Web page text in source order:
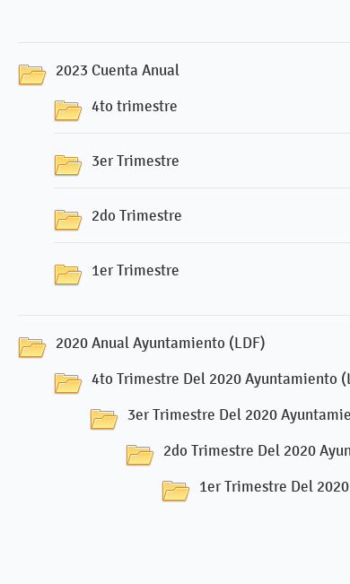
2023 Cuenta Anual
4to trimestre
3er Trimestre
2do Trimestre
1er Trimestre
2020 Anual Ayuntamiento (LDF)
4to Trimestre Del 2020 Ayuntamiento
3er Trimestre Del 2020
2do Trimestre Del 2020
1er Trimestre Del